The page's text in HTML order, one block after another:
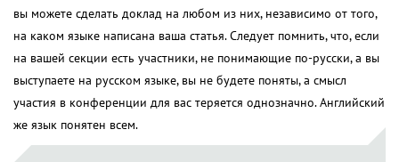
вы можете сделать доклад на любом из них, независимо от того,
на каком языке написана ваша статья. Следует помнить, что, если
на вашей секции есть участники, не понимающие по-русски, а вы
выступаете на русском языке, вы не будете поняты, а смысл
участия в конференции для вас теряется однозначно. Английский
же язык понятен всем.